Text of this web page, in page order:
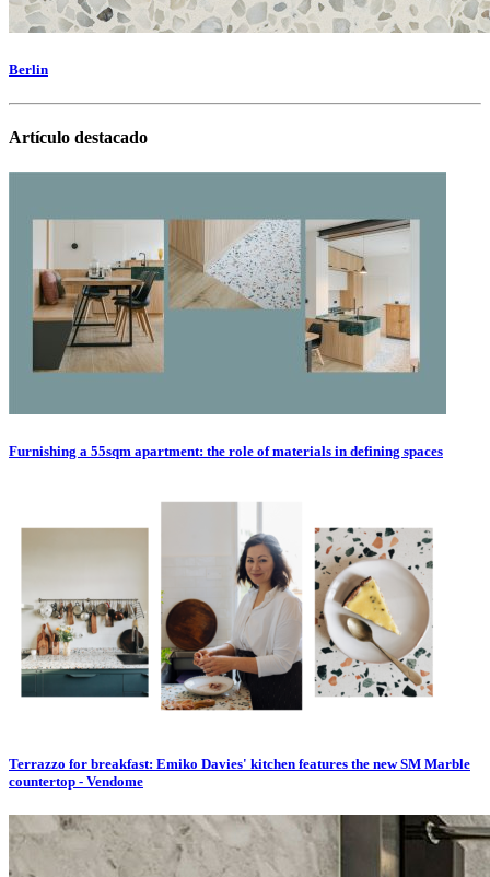
Berlin
Artículo destacado
Furnishing a 55sqm apartment: the role of materials in defining spaces
Terrazzo for breakfast: Emiko Davies' kitchen features the new SM Marble
countertop - Vendome